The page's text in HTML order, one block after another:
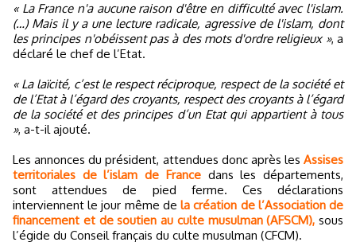
« La France n'a aucune raison d'être en difficulté avec l'islam.
(…) Mais il y a une lecture radicale, agressive de l'islam, dont
les principes n'obéissent pas à des mots d'ordre religieux », a
déclaré le chef de l’Etat.
« La laïcité, c’est le respect réciproque, respect de la société et
de l’Etat à l’égard des croyants, respect des croyants à l’égard
de la société et des principes d’un Etat qui appartient à tous
», a-t-il ajouté.
Les annonces du président, attendues donc après les Assises
territoriales de l’islam de Francedans les départements,
sont attendues de pied ferme. Ces déclarations
interviennent le jour même dela création de l’Association de
financement et de soutien au culte musulman (AFSCM), sous
l’égide du Conseil français du culte musulman (CFCM).